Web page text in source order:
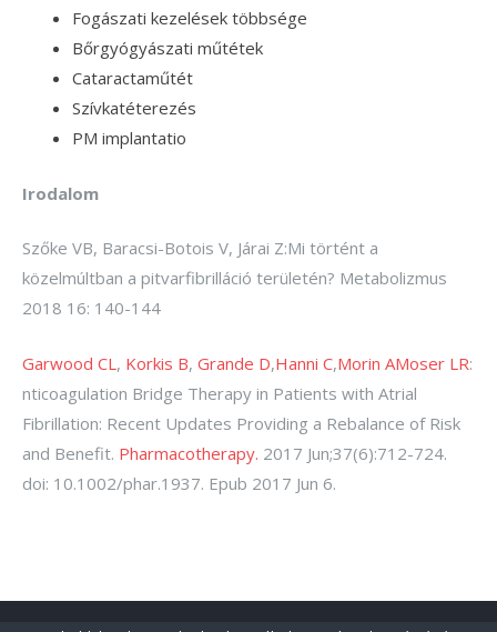
Fogászati kezelések többsége
Bőrgyógyászati műtétek
Cataractaműtét
Szívkatéterezés
PM implantatio
Irodalom
Szőke VB, Baracsi-Botois V, Járai Z:Mi történt a
közelmúltban a pitvarfibrilláció területén? Metabolizmus
2018 16: 140-144
Garwood CL , Korkis B, Grande D,Hanni C,Morin AMoser LR:
nticoagulation Bridge Therapy in Patients with Atrial
Fibrillation: Recent Updates Providing a Rebalance of Risk
and Benefit. Pharmacotherapy. 2017 Jun;37(6):712-724.
doi: 10.1002/phar.1937. Epub 2017 Jun 6.